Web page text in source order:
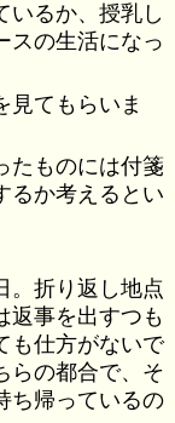
いるか、授乳し
スの生活になっ
見てもらいま
たものには付箋
るか考えるとい
。折り返し地点
返事を出すつも
も仕方がないで
らの都合で、そ
ち帰っているの